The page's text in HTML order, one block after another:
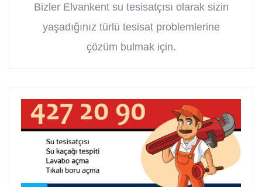
Bizler Elvankent su tesisatçısı olarak sizin
yaşadığınız türlü tesisat problemlerine
çözüm bulmak için.